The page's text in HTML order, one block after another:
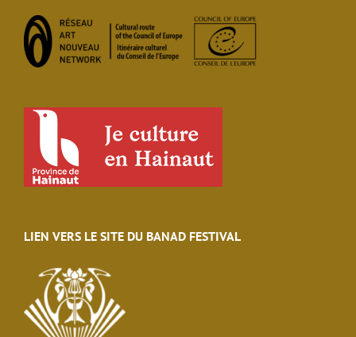
LIEN VERS LE SITE DU BANAD FESTIVAL